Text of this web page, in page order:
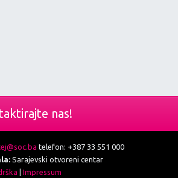
nas!
telefon: +387 33 551 000
Sarajevski otvoreni centar
Impressum